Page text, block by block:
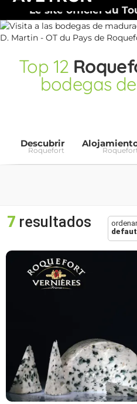
Le site officiel du
Top 12
bodegas
Descubrir
Roquefort
7 resultados
defaut